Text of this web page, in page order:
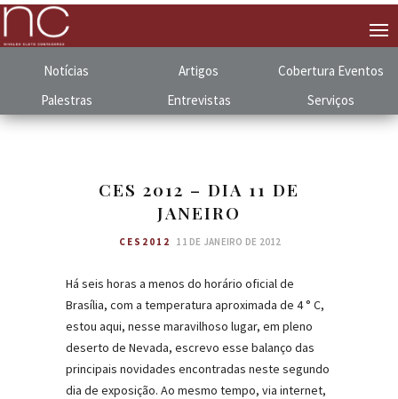
Notícias Artigos Cobertura Eventos
Palestras
Entrevistas Serviços
CES 2012 – DIA 11 DE
JANEIRO
CES2012 11 DE JANEIRO DE 2012
Há seis horas a menos do horário oficial de
Brasília, com a temperatura aproximada de 4 ° C,
estou aqui, nesse maravilhoso lugar, em pleno
deserto de Nevada, escrevo esse balanço das
principais novidades encontradas neste segundo
dia de exposição. Ao mesmo tempo, via internet,